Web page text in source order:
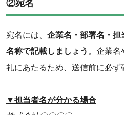
②宛名
宛名には、 企業名・部署名・担
名称で記載しましょう 。企業名
礼にあたるため、送信前に必ず
▼担当者名が分かる場合